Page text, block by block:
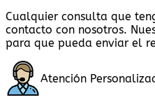
Cualquier consulta que
contacto con nosotros.
para que pueda enviar el
Atención